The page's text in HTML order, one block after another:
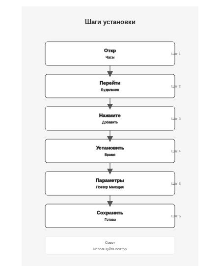
Шаги установки
Откр
Часы
Перейти
Будильник
Нажмите
Добавить
Установить
Время
Параметры
Повтор Мелодия
Сохранить
Готово
Шаг 1
Шаг 2
Шаг 3
Шаг 4
Шаг 5
Шаг 6
Совет
Используйте повтор